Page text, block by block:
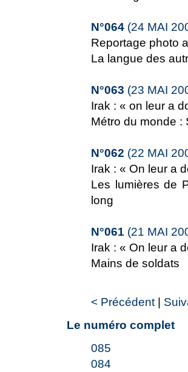
N°064 (24 MAI
Reportage photo
La langue des
N°063 (23 MAI
Irak : « on leur a
Métro du monde :
N°062 (22 MAI
Irak : « On leur a
Les lumières de
long
N°061 (21 MAI
Irak : « On leur a
Mains de soldats
< Précédent |
Le numéro complet
085
084